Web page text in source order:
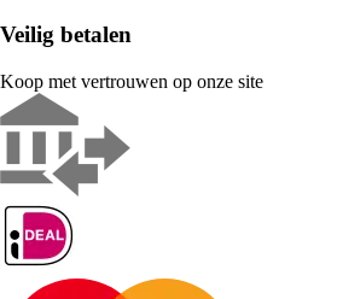
Veilig betalen
Koop met vertrouwen op onze site